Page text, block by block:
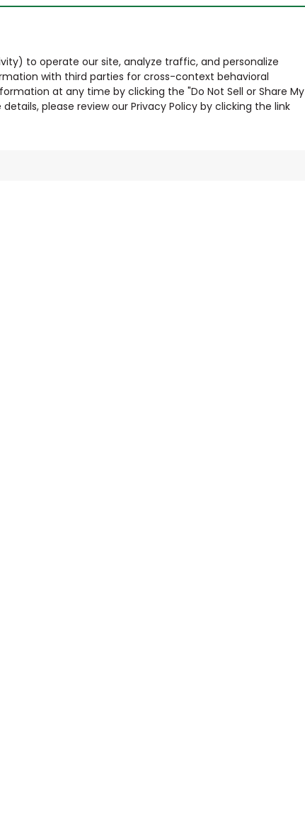
to operate our site, analyze traffic, and personalize
with third parties for cross-context behavioral
at any time by clicking the "Do Not Sell or Share My
please review our Privacy Policy by clicking the link